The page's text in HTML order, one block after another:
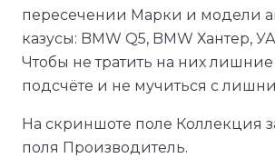
пересечении Марки и модели
казусы: BMW Q5, BMW Хантер,
Чтобы не тратить на них
подсчёте и не мучиться с
На скриншоте поле Коллекция
поля Производитель.